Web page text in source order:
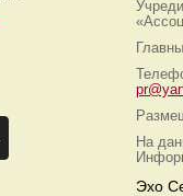
На
Эхо